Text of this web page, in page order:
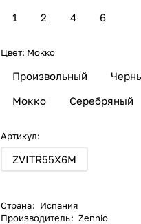
6
1 2 4
Цвет: Мокко
Мокко
Произвольный
Серебряный
Артикул:
ZVITR55X6M
Страна: Испания
Производитель: Zennio